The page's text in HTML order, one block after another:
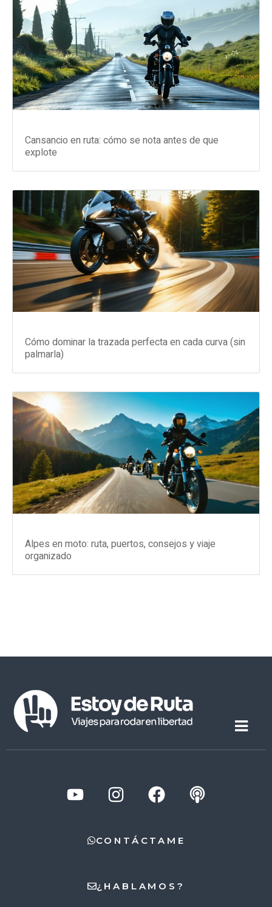
Cansancio en ruta: cómo se nota antes de que
explote
Cómo dominar la trazada perfecta en cada curva (sin
palmarla)
Alpes en moto: ruta, puertos, consejos y viaje
organizado
CONTÁCTAME
¿HABLAMOS?